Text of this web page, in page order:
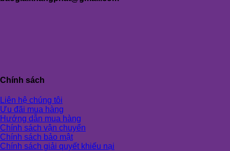
Chính sách
Liên hệ chúng tôi
Ưu đãi mua hàng
Hướng dẫn mua hàng
Chính sách vận chuyển
Chính sách bảo mật
Chính sách giải quyết khiếu nại